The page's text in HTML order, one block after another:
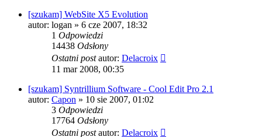
[szukam] WebSite X5 Evolution
autor: logan » 6 cze 2007, 18:32
1 Odpowiedzi
14438 Odsłony
Ostatni postautor: Delacroix
11 mar 2008, 00:35
[szukam] Syntrillium Software - Cool Edit Pro 2.1
autor: Capon » 10 sie 2007, 01:02
3 Odpowiedzi
17764 Odsłony
Ostatni postautor: Delacroix